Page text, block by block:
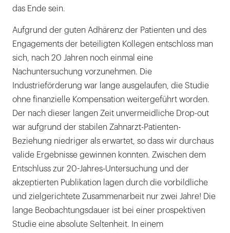
das Ende sein.
Aufgrund der guten Adhärenz der Patienten und des
Engagements der beteiligten Kollegen entschloss man
sich, nach 20 Jahren noch einmal eine
Nachuntersuchung vorzunehmen. Die
Industrieförderung war lange ausgelaufen, die Studie
ohne finanzielle Kompensation weitergeführt worden.
Der nach dieser langen Zeit unvermeidliche Drop-out
war aufgrund der stabilen Zahnarzt-Patienten-
Beziehung niedriger als erwartet, so dass wir durchaus
valide Ergebnisse gewinnen konnten. Zwischen dem
Entschluss zur 20-Jahres-Untersuchung und der
akzeptierten Publikation lagen durch die vorbildliche
und zielgerichtete Zusammenarbeit nur zwei Jahre! Die
lange Beobachtungsdauer ist bei einer prospektiven
Studie eine absolute Seltenheit. In einem